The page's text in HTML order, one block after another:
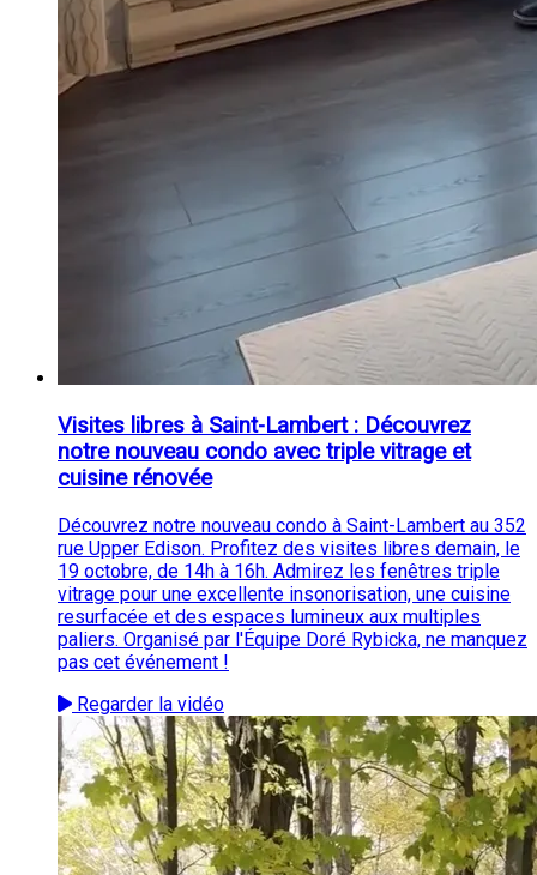
Visites libres à Saint-Lambert : Découvrez
notre nouveau condo avec triple vitrage et
cuisine rénovée
Découvrez notre nouveau condo à Saint-Lambert au 352
rue Upper Edison. Profitez des visites libres demain, le
19 octobre, de 14h à 16h. Admirez les fenêtres triple
vitrage pour une excellente insonorisation, une cuisine
resurfacée et des espaces lumineux aux multiples
paliers. Organisé par l'Équipe Doré Rybicka, ne manquez
pas cet événement !
Regarder la vidéo